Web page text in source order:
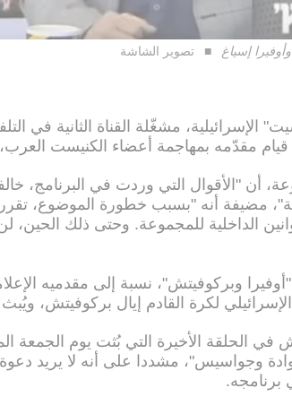
إسياغ تصوير الشاشة
مشغّلة القناة الثانية في
قيام مقدّمه بمهاجمة أعضاء الكنيست
أن "الأقوال التي وردت في البرنامج،
مضيفة أنه "بسبب خطورة الموضوع،
الداخلية للمجموعة. وحتى ذلك الحين،
وبركوفيتش"، نسبة إلى مقدميه
لكرة القادم إيال بركوفيتش،
الحلقة الأخيرة التي بُثت يوم الجمعة
وجواسيس"، مشددا على أنه لا يريد
برنامجه.